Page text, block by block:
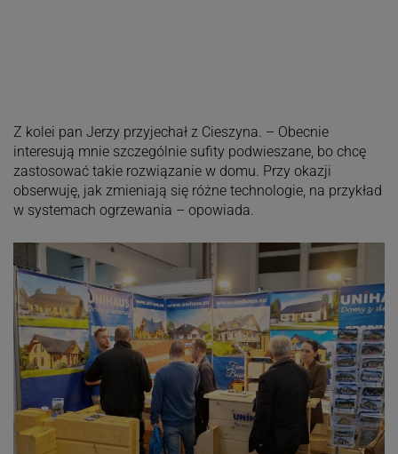
Z kolei pan Jerzy przyjechał z Cieszyna. – Obecnie
interesują mnie szczególnie sufity podwieszane, bo chcę
zastosować takie rozwiązanie w domu. Przy okazji
obserwuję, jak zmieniają się różne technologie, na przykład
w systemach ogrzewania – opowiada.